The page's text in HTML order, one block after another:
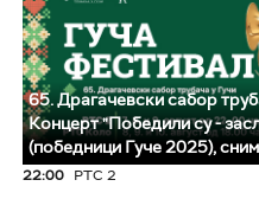
65. Драгачевски сабор
Концерт "Победили су -
(победници Гуче 2025),
22:00 РТС 2